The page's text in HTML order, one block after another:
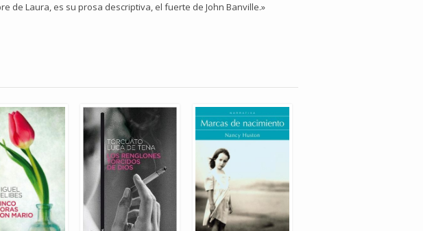
de Laura, es su prosa descriptiva, el fuerte de John Banville.»